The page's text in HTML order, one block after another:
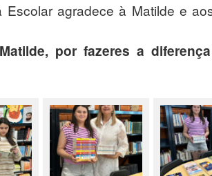
Escolar agradece à Matilde e
por fazeres a